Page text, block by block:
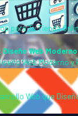
para Tu Tienda
Web
Web Moderno y
Web que